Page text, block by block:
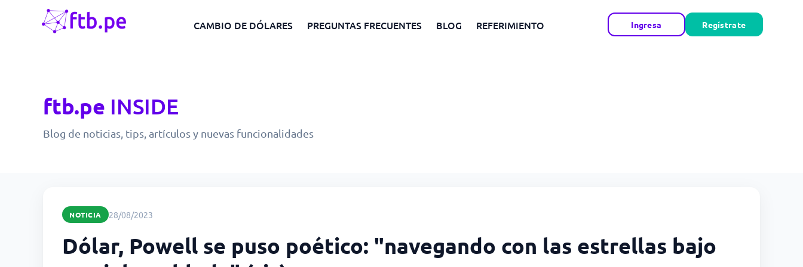
CAMBIO DE DÓLARES PREGUNTAS FRECUENTES BLOG REFERIMIENTO Ingresa Regístrate
ftb.pe INSIDE
Blog de noticias, tips, artículos y nuevas funcionalidades
NOTICIA 28/08/2023
Dólar, Powell se puso poético: "navegando con las estrellas bajo